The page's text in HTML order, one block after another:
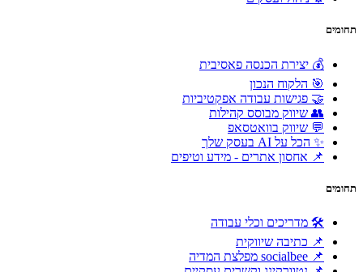
תחומים
💰 יצירת הכנסה פאסיבית
🎯 הלקוח הנכון
🤝 פגישות עבודה אפקטיביות
👥 שיווק מבוסס קהילות
💬 שיווק בוואטסאפ
✨ הכל על AI בעסק שלך
📌 אחסון אתרים - מידע וטיפים
תחומים
🛠 מדריכים וכלי עבודה
📌 כתיבה שיווקית
📌 socialbee מפלצת המדיה